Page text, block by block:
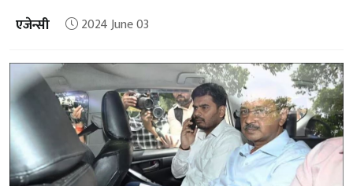
एजेन्सी 2024 June 03